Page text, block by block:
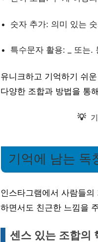
숫자 추가: 의미 있는
특수문자 활용: _ 또는.
유니크하고 기억하기 쉬
다양한 조합과 방법을 통
💡
기억에 남는 독
인스타그램에서 사람들
하면서도 친근한 느낌을
센스 있는 조합의